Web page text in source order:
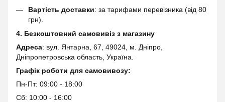
Вартість доставки: за тарифами перевізника (від 80
грн).
4. Безкоштовний самовивіз з магазину
Адреса: вул. Янтарна, 67, 49024, м. Дніпро,
Дніпропетровська область, Україна.
Графік роботи для самовивозу:
Пн-Пт: 09:00 - 18:00
Сб: 10:00 - 16:00